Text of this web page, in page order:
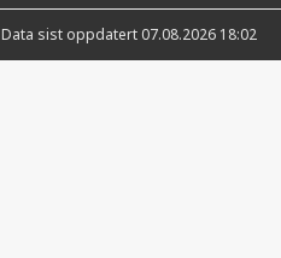
Data sist oppdatert 07.08.2026 18:02